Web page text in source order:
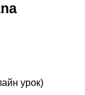
урок)